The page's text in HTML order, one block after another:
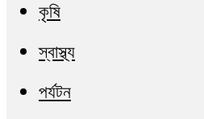
কৃষি
স্বাস্থ্য
পর্যটন